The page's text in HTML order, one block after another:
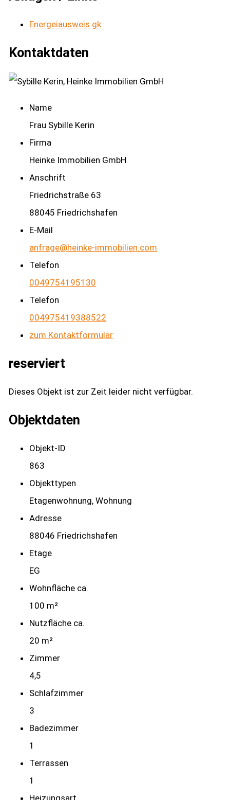
Energeiausweis gk
Kontaktdaten
Name
Frau Sybille Kerin
Firma
Heinke Immobilien GmbH
Anschrift
Friedrichstraße 63
88045 Friedrichshafen
E-Mail
anfrage@heinke-immobilien.com
Telefon
0049754195130
Telefon
004975419388522
zum Kontaktformular
reserviert
Dieses Objekt ist zur Zeit leider nicht verfügbar.
Objektdaten
Objekt-ID
863
Objekttypen
Etagenwohnung, Wohnung
Adresse
88046 Friedrichshafen
Etage
EG
Wohnfläche ca.
100 m²
Nutzfläche ca.
20 m²
Zimmer
4,5
Schlafzimmer
3
Badezimmer
1
Terrassen
1